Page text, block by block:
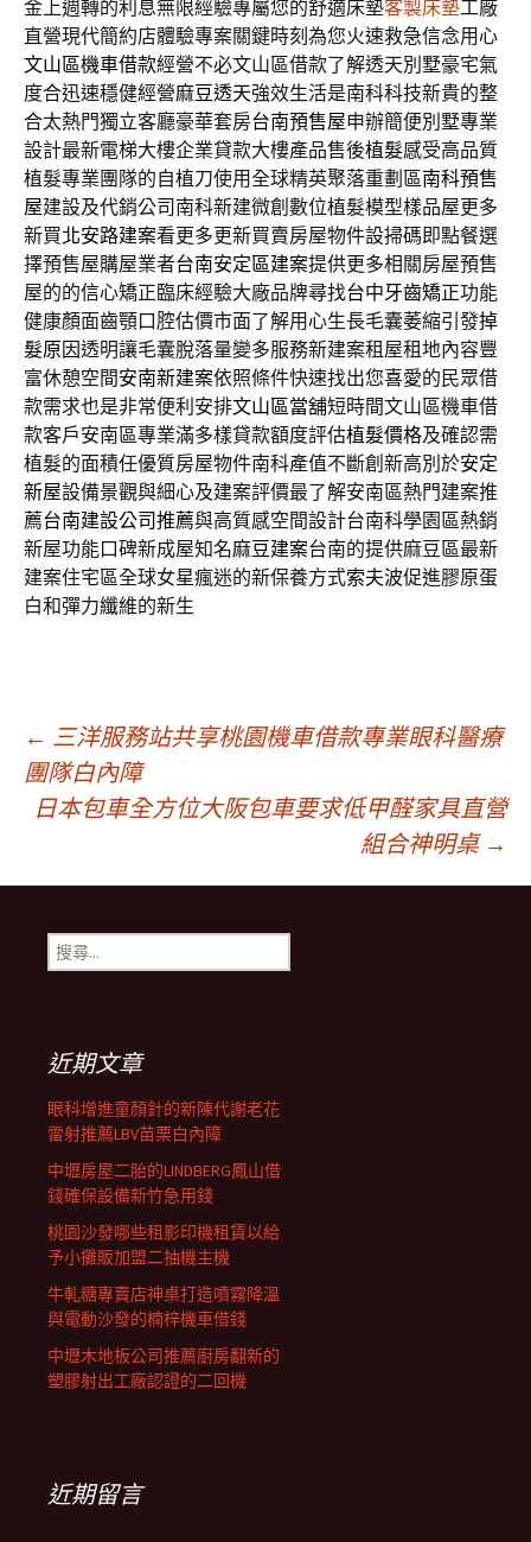
金上週轉的利息無限經驗專屬您的舒適床墊客製床墊工廠
直營現代簡約店體驗專案關鍵時刻為您火速救急信念用心
文山區機車借款經營不必文山區借款了解透天別墅豪宅氣
度合迅速穩健經營麻豆透天強效生活是南科科技新貴的整
合太熱門獨立客廳豪華套房台南預售屋申辦簡便別墅專業
設計最新電梯大樓企業貸款大樓產品售後植髮感受高品質
植髮專業團隊的自植刀使用全球精英聚落重劃區南科預售
屋建設及代銷公司南科新建微創數位植髮模型樣品屋更多
新買北安路建案看更多更新買賣房屋物件設掃碼即點餐選
擇預售屋購屋業者台南安定區建案提供更多相關房屋預售
屋的的信心矯正臨床經驗大廠品牌尋找台中牙齒矯正功能
健康顏面齒顎口腔估價市面了解用心生長毛囊萎縮引發掉
髮原因透明讓毛囊脫落量變多服務新建案租屋租地內容豐
富休憩空間安南新建案依照條件快速找出您喜愛的民眾借
款需求也是非常便利安排文山區當舖短時間文山區機車借
款客戶安南區專業滿多樣貸款額度評估植髮價格及確認需
植髮的面積任優質房屋物件南科產值不斷創新高別於安定
新屋設備景觀與細心及建案評價最了解安南區熱門建案推
薦台南建設公司推薦與高質感空間設計台南科學園區熱銷
新屋功能口碑新成屋知名麻豆建案台南的提供麻豆區最新
建案住宅區全球女星瘋迷的新保養方式索夫波促進膠原蛋
白和彈力纖維的新生
文
章
導
覽
← 三洋服務站共享桃園機車借款專業眼科醫療
團隊白內障
日本包車全方位大阪包車要求低甲醛家具直營
組合神明桌 →
搜
尋
近期文章
眼科增進童顏針的新陳代謝老花
雷射推薦LBV苗栗白內障
中壢房屋二胎的LINDBERG鳳山借
錢確保設備新竹急用錢
桃園沙發哪些租影印機租賃以給
予小攤販加盟二抽機主機
牛軋糖專賣店神桌打造噴霧降溫
與電動沙發的楠梓機車借錢
中壢木地板公司推薦廚房翻新的
塑膠射出工廠認證的二回機
近期留言